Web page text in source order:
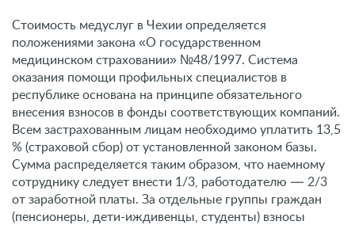
Стоимость медуслуг в Чехии определяется
положениями закона «О государственном
медицинском страховании» №48/1997. Система
оказания помощи профильных специалистов в
республике основана на принципе обязательного
внесения взносов в фонды соответствующих компаний.
Всем застрахованным лицам необходимо уплатить 13,5
% (страховой сбор) от установленной законом базы.
Сумма распределяется таким образом, что наемному
сотруднику следует внести 1/3, работодателю — 2/3
от заработной платы. За отдельные группы граждан
(пенсионеры, дети-иждивенцы, студенты) взносы